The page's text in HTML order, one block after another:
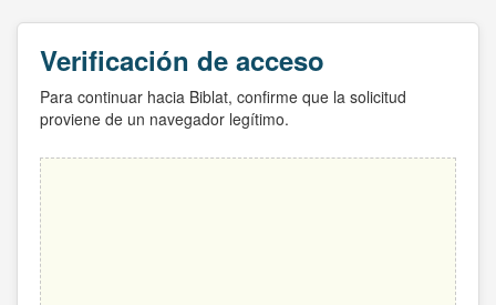
Verificación de acceso
Para continuar hacia Biblat, confirme que la solicitud
proviene de un navegador legítimo.